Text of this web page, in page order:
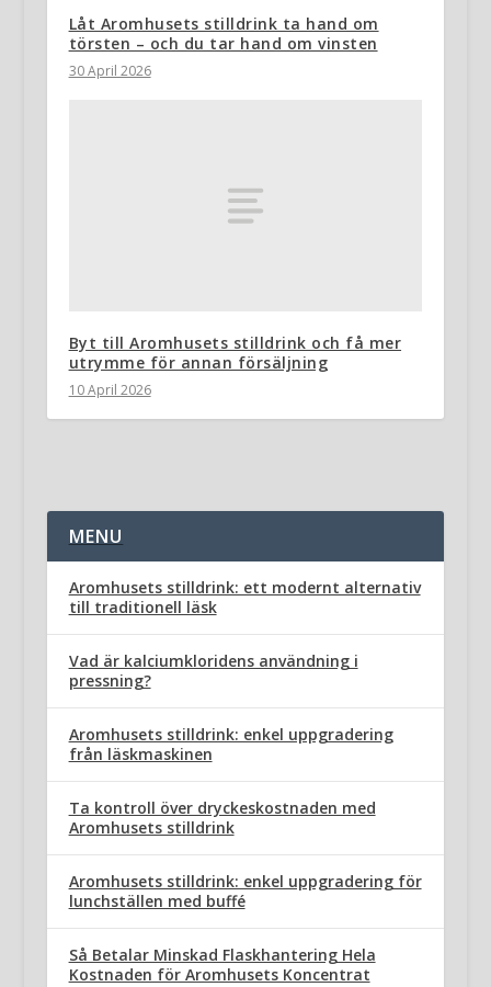
Låt Aromhusets stilldrink ta hand om
törsten – och du tar hand om vinsten
30 April 2026
Byt till Aromhusets stilldrink och få mer
utrymme för annan försäljning
10 April 2026
MENU
Aromhusets stilldrink: ett modernt alternativ
till traditionell läsk
Vad är kalciumkloridens användning i
pressning?
Aromhusets stilldrink: enkel uppgradering
från läskmaskinen
Ta kontroll över dryckeskostnaden med
Aromhusets stilldrink
Aromhusets stilldrink: enkel uppgradering för
lunchställen med buffé
Så Betalar Minskad Flaskhantering Hela
Kostnaden för Aromhusets Koncentrat